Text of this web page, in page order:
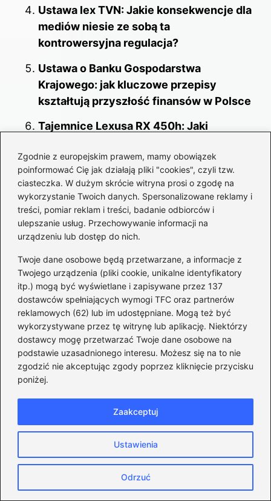
Zgodnie z europejskim prawem, mamy obowiązek
poinformować Cię jak działają pliki "cookies", czyli tzw.
ciasteczka. W dużym skrócie witryna prosi o zgodę na
wykorzystanie Twoich danych. Spersonalizowane reklamy i
treści, pomiar reklam i treści, badanie odbiorców i
ulepszanie usług. Przechowywanie informacji na
urządzeniu lub dostęp do nich.
Twoje dane osobowe będą przetwarzane, a informacje z
Twojego urządzenia (pliki cookie, unikalne identyfikatory
itp.) mogą być wyświetlane i zapisywane przez 137
dostawców spełniających wymogi TFC oraz partnerów
reklamowych (62) lub im udostępniane. Mogą też być
wykorzystywane przez tę witrynę lub aplikację. Niektórzy
dostawcy mogę przetwarzać Twoje dane osobowe na
podstawie uzasadnionego interesu. Możesz się na to nie
zgodzić nie akceptując zgody poprzez kliknięcie przycisku
poniżej.
Ustawienia
Odrzuć
Zaakceptuj
Ustawa lex TVN: Jakie konsekwencje dla
mediów niesie ze sobą ta
kontrowersyjna regulacja?
Ustawa o Banku Gospodarstwa
Krajowego: jak kluczowe przepisy
kształtują przyszłość finansów w Polsce
Tajemnice Lexusa RX 450h: Jaki
Karta Dużej Rodziny: Odkryj korzyści
płynące z nowej ustawy KDR
Koalicja i opozycja w polityce: jakie są
ich kluczowe różnice i znaczenie?
korzenie? Odkrywamy prawdę o jej
narodowości
Kładka Trzaskowskiego – odkryj, gdzie jej
szukać i jak dotrzeć na miejsce
Monika Sanacka
Jestem twórczynią bloga orgs.pl — miejsca, w którym